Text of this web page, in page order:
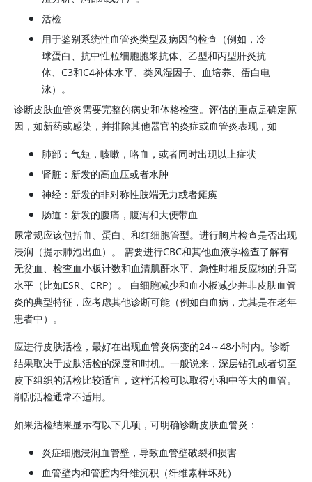
活检
用于鉴别系统性血管炎类型及病因的检查（例如，冷
球蛋白、抗中性粒细胞胞浆抗体、乙型和丙型肝炎抗
体、C3和C4补体水平、类风湿因子、血培养、蛋白电
泳）。
诊断皮肤血管炎需要完整的病史和体格检查。评估的重点是确定原
因，如新药或感染，并排除其他器官的炎症或血管炎表现，如
肺部：气短，咳嗽，咯血，或者同时出现以上症状
肾脏：新发的高血压或者水肿
神经：新发的非对称性肢端无力或者瘫痪
肠道：新发的腹痛，腹泻和大便带血
尿常规应该包括血、蛋白、和红细胞管型。进行胸片检查是否出现
浸润（提示肺泡出血）。 需要进行CBC和其他血液学检查了解有
无贫血、检查血小板计数和血清肌酐水平、急性时相反应物的升高
水平（比如ESR、CRP）。 白细胞减少和血小板减少并非皮肤血管
炎的典型特征，应考虑其他诊断可能（例如白血病，尤其是在老年
患者中）。
应进行皮肤活检，最好在出现血管炎病变的24～48小时内。诊断
结果取决于皮肤活检的深度和时机。一般说来，深层钻孔或者切至
皮下组织的活检比较适宜，这样活检可以取得小和中等大的血管。
削刮活检通常不适用。
如果活检结果显示有以下几项，可明确诊断皮肤血管炎：
炎症细胞浸润血管壁，导致血管壁破裂和损害
血管壁内和管腔内纤维沉积（纤维素样坏死）